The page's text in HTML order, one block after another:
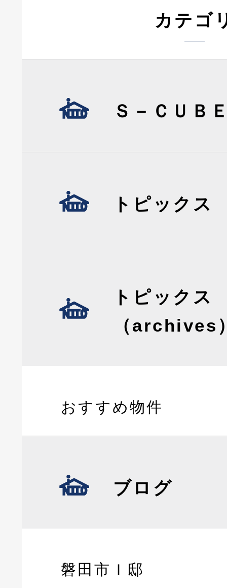
カテゴ
Ｓ－ＣＵＢ
トピックス
トピックス
（archives
おすすめ物件
ブログ
磐田市Ｉ邸